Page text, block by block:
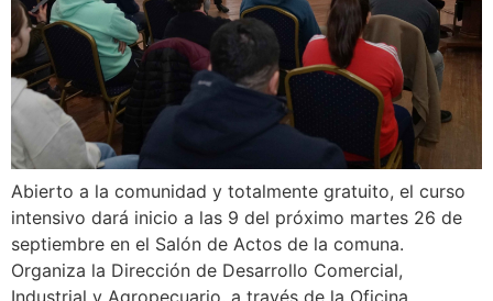
Abierto a la comunidad y totalmente gratuito, el curso
intensivo dará inicio a las 9 del próximo martes 26 de
septiembre en el Salón de Actos de la comuna.
Organiza la Dirección de Desarrollo Comercial,